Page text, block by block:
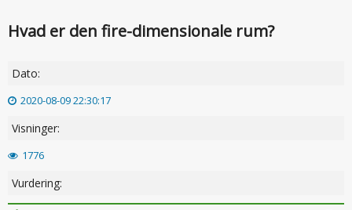
Hvad er den fire-dimensionale rum?
Dato:
2020-08-09 22:30:17
Visninger:
1776
Vurdering: